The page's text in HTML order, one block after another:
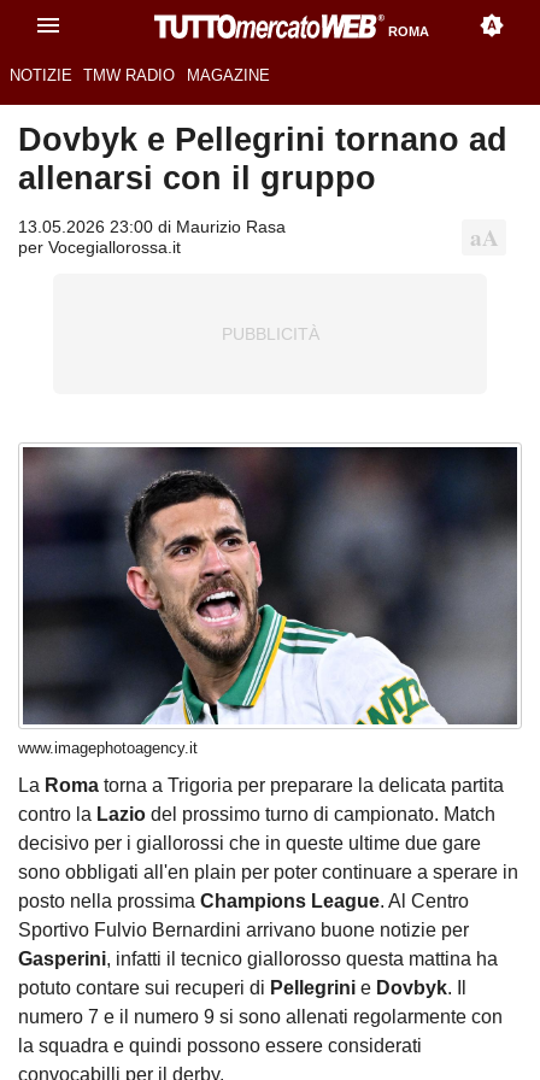
ROMA
NOTIZIE TMW RADIO MAGAZINE
Dovbyk e Pellegrini tornano ad
allenarsi con il gruppo
13.05.2026 23:00 di Maurizio Rasa
per Vocegiallorossa.it
www.imagephotoagency.it
La Roma torna a Trigoria per preparare la delicata partita
contro la Lazio del prossimo turno di campionato. Match
decisivo per i giallorossi che in queste ultime due gare
sono obbligati all'en plain per poter continuare a sperare in
posto nella prossima Champions League. Al Centro
Sportivo Fulvio Bernardini arrivano buone notizie per
Gasperini, infatti il tecnico giallorosso questa mattina ha
potuto contare sui recuperi di Pellegrini e Dovbyk. Il
numero 7 e il numero 9 si sono allenati regolarmente con
la squadra e quindi possono essere considerati
convocabilli per il derby.